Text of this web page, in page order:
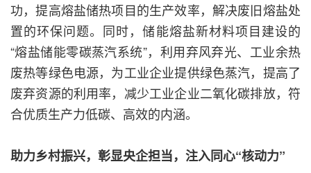
功，提高熔盐储热项目的生产效率，解决废旧熔盐处
置的环保问题。同时，储能熔盐新材料项目建设的
“熔盐储能零碳蒸汽系统”，利用弃风弃光、工业余热
废热等绿色电源，为工业企业提供绿色蒸汽，提高了
废弃资源的利用率，减少工业企业二氧化碳排放，符
合优质生产力低碳、高效的内涵。
助力乡村振兴，彰显央企担当，注入同心“核动力”